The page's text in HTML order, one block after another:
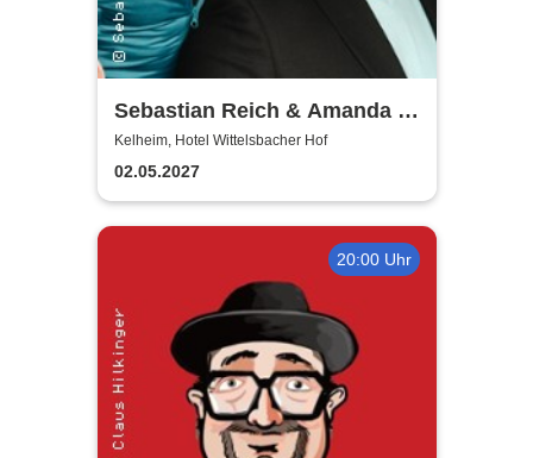
Sebastian Reich & Amanda -
Purer Zufall
Kelheim, Hotel Wittelsbacher Hof
02.05.2027
20:00 Uhr